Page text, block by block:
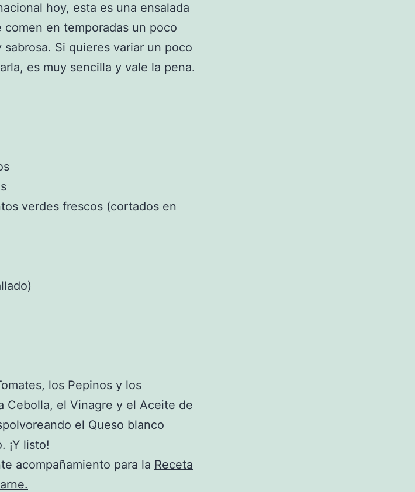
hoy, esta es una ensalada
en temporadas un poco
Si quieres variar un poco
es muy sencilla y vale la pena.
verdes frescos (cortados en
los Pepinos y los
Cebolla, el Vinagre y el Aceite de
el Queso blanco
¡Y listo!
acompañamiento para la Receta